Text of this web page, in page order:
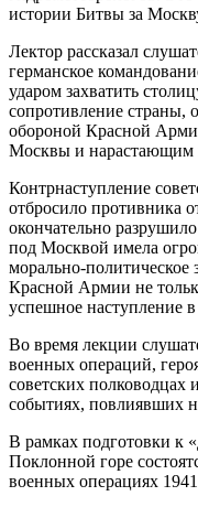
истории Битвы за
Лектор рассказал
германское
ударом захватить
сопротивление страны,
обороной Красной
Москвы и нарастающим
Контрнаступление
отбросило противника
окончательно
под Москвой имела
морально-политическое
Красной Армии не
успешное наступление
Во время лекции
военных операций,
советских полководцах
событиях, повлиявших
В рамках подготовки к
Поклонной горе
военных операциях